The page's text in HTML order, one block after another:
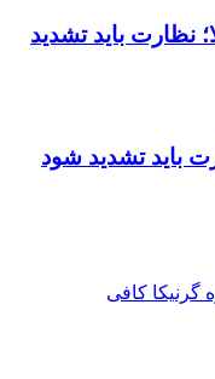
نظارت باید تشدید
باید تشدید شود
گرنیکا کافی